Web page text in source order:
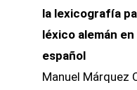
la lexicografía
léxico alemán
español
Manuel Márquez